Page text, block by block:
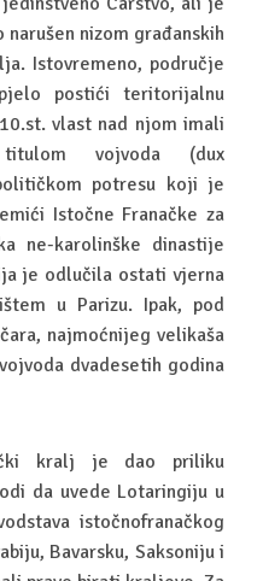
nizom građanskih
Istovremeno, područje
postići teritorijalnu
vlast nad njom imali
vojvoda (dux
potresu koji je
Istočne Franačke za
ne-karolinške dinastije
je odlučila ostati vjerna
u Parizu. Ipak, pod
najmoćnijeg velikaša
dvadesetih godina
kralj je dao priliku
da uvede Lotaringiju u
istočnofranačkog
Bavarsku, Saksoniju i